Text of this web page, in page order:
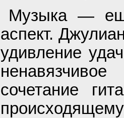
Музыка —
аспект.
удивление
сочетание